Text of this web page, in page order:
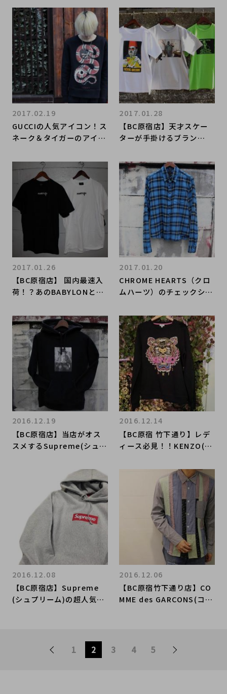
Y(スターリングルビー)の
アイテムが入荷！！！
テム続々入荷！！！
GUCCIの人気アイコン！ス
ネーク＆タイガーのアイテ
リュックも、、、！？
2017.02.19
【BC原宿店】天才スケー
ターが手掛けるブラン
me大量入荷！！！
2017.01.28
【BC原宿店】 国内最速入
荷！？あのBABYLONとPA
荷！！！
2017.01.26
CHROME HEARTS（クロ
ムハーツ）のチェックシャ
ら？？？
2017.01.20
【BC原宿店】当店がオス
スメするSupreme(シュプ
2016.12.19
【BC原宿 竹下通り】レデ
ィース必見！！KENZO(ケ
タイガースウェット入
2016.12.14
【BC原宿店】Supreme
(シュプリーム)の超人気ア
2016.12.08
【BC原宿竹下通り店】CO
MME des GARCONS(コム
2016.12.06
1 2 3 4 5